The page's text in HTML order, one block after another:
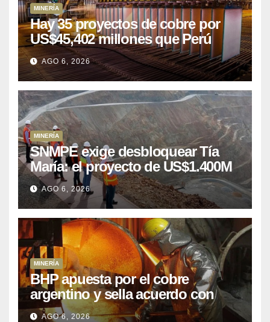
MINERÍA
Hay 35 proyectos de cobre por
US$45,402 millones que Perú
puede aprovechar
AGO 6, 2026
MINERÍA
SNMPE exige desbloquear Tía
María: el proyecto de US$1.400M
que Perú lleva 15 años
posponiendo
AGO 6, 2026
MINERÍA
BHP apuesta por el cobre
argentino y sella acuerdo con
Kobrea para siete proyecto
AGO 6, 2026